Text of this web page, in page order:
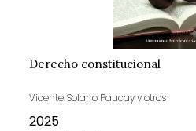
Derecho constitucional
Vicente Solano Paucay y otros
2025